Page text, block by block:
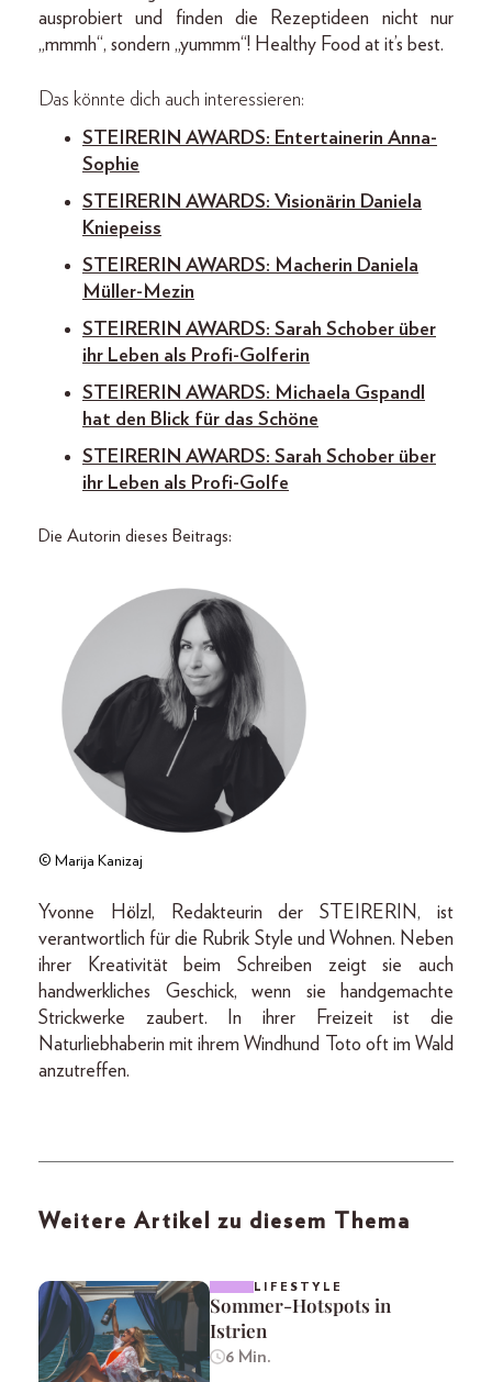
ausprobiert und finden die Rezeptideen nicht nur
„mmmh“, sondern „yummm“! Healthy Food at it’s best.
Das könnte dich auch interessieren:
STEIRERIN AWARDS: Entertainerin Anna-
Sophie
STEIRERIN AWARDS: Visionärin Daniela
Kniepeiss
STEIRERIN AWARDS: Macherin Daniela
Müller-Mezin
STEIRERIN AWARDS: Sarah Schober über
ihr Leben als Profi-Golferin
STEIRERIN AWARDS: Michaela Gspandl
hat den Blick für das Schöne
STEIRERIN AWARDS: Sarah Schober über
ihr Leben als Profi-Golfe
Die Autorin dieses Beitrags:
© Marija Kanizaj
Yvonne Hölzl, Redakteurin der STEIRERIN, ist
verantwortlich für die Rubrik Style und Wohnen. Neben
ihrer Kreativität beim Schreiben zeigt sie auch
handwerkliches Geschick, wenn sie handgemachte
Strickwerke zaubert. In ihrer Freizeit ist die
Naturliebhaberin mit ihrem Windhund Toto oft im Wald
anzutreffen.
Weitere Artikel zu diesem Thema
LIFESTYLE
Sommer-Hotspots in
Istrien
6 Min.